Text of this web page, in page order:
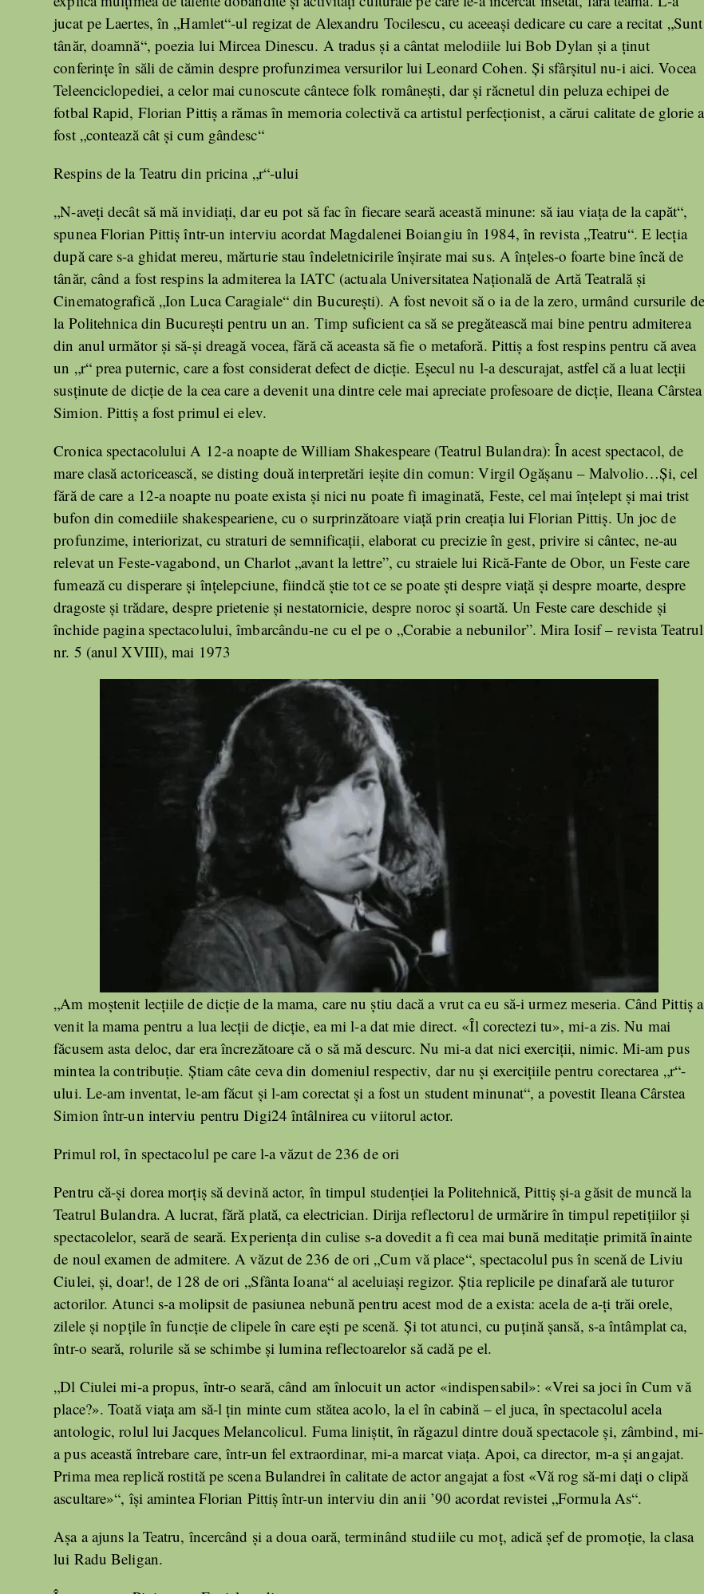
jucat pe Laertes, în „Hamlet“-ul regizat de Alexandru Tocilescu, cu aceeaşi dedicare cu care a recitat „Sunt
tânăr, doamnă“, poezia lui Mircea Dinescu. A tradus şi a cântat melodiile lui Bob Dylan şi a ţinut
conferinţe în săli de cămin despre profunzimea versurilor lui Leonard Cohen. Şi sfârşitul nu-i aici. Vocea
Teleenciclopediei, a celor mai cunoscute cântece folk româneşti, dar şi răcnetul din peluza echipei de
fotbal Rapid, Florian Pittiş a rămas în memoria colectivă ca artistul perfecţionist, a cărui calitate de glorie a
fost „contează cât şi cum gândesc“
Respins de la Teatru din pricina „r“-ului
„N-aveţi decât să mă invidiaţi, dar eu pot să fac în fiecare seară această minune: să iau viaţa de la capăt“,
spunea Florian Pittiş într-un interviu acordat Magdalenei Boiangiu în 1984, în revista „Teatru“. E lecţia
după care s-a ghidat mereu, mărturie stau îndeletnicirile înşirate mai sus. A înţeles-o foarte bine încă de
tânăr, când a fost respins la admiterea la IATC (actuala Universitatea Naţională de Artă Teatrală şi
Cinematografică „Ion Luca Caragiale“ din Bucureşti). A fost nevoit să o ia de la zero, urmând cursurile de
la Politehnica din Bucureşti pentru un an. Timp suficient ca să se pregătească mai bine pentru admiterea
din anul următor şi să-şi dreagă vocea, fără că aceasta să fie o metaforă. Pittiş a fost respins pentru că avea
un „r“ prea puternic, care a fost considerat defect de dicţie. Eşecul nu l-a descurajat, astfel că a luat lecţii
susţinute de dicţie de la cea care a devenit una dintre cele mai apreciate profesoare de dicţie, Ileana Cârstea
Simion. Pittiş a fost primul ei elev.
Cronica spectacolului A 12-a noapte de William Shakespeare (Teatrul Bulandra): În acest spectacol, de
mare clasă actoricească, se disting două interpretări ieșite din comun: Virgil Ogășanu – Malvolio…Și, cel
fără de care a 12-a noapte nu poate exista și nici nu poate fi imaginată, Feste, cel mai înțelept și mai trist
bufon din comediile shakespeariene, cu o surprinzătoare viață prin creația lui Florian Pittiș. Un joc de
profunzime, interiorizat, cu straturi de semnificații, elaborat cu precizie în gest, privire si cântec, ne-au
relevat un Feste-vagabond, un Charlot „avant la lettre”, cu straiele lui Rică-Fante de Obor, un Feste care
fumează cu disperare și înțelepciune, fiindcă știe tot ce se poate ști despre viață și despre moarte, despre
dragoste și trădare, despre prietenie și nestatornicie, despre noroc și soartă. Un Feste care deschide și
închide pagina spectacolului, îmbarcându-ne cu el pe o „Corabie a nebunilor”. Mira Iosif – revista Teatrul
nr. 5 (anul XVIII), mai 1973
„Am moştenit lecţiile de dicţie de la mama, care nu ştiu dacă a vrut ca eu să-i urmez meseria. Când Pittiş a
venit la mama pentru a lua lecţii de dicţie, ea mi l-a dat mie direct. «Îl corectezi tu», mi-a zis. Nu mai
făcusem asta deloc, dar era încrezătoare că o să mă descurc. Nu mi-a dat nici exerciţii, nimic. Mi-am pus
mintea la contribuţie. Ştiam câte ceva din domeniul respectiv, dar nu şi exerciţiile pentru corectarea „r“-
ului. Le-am inventat, le-am făcut şi l-am corectat şi a fost un student minunat“, a povestit Ileana Cârstea
Simion într-un interviu pentru Digi24 întâlnirea cu viitorul actor.
Primul rol, în spectacolul pe care l-a văzut de 236 de ori
Pentru că-şi dorea morţiş să devină actor, în timpul studenţiei la Politehnică, Pittiş şi-a găsit de muncă la
Teatrul Bulandra. A lucrat, fără plată, ca electrician. Dirija reflectorul de urmărire în timpul repetiţiilor şi
spectacolelor, seară de seară. Experienţa din culise s-a dovedit a fi cea mai bună meditaţie primită înainte
de noul examen de admitere. A văzut de 236 de ori „Cum vă place“, spectacolul pus în scenă de Liviu
Ciulei, şi, doar!, de 128 de ori „Sfânta Ioana“ al aceluiaşi regizor. Ştia replicile pe dinafară ale tuturor
actorilor. Atunci s-a molipsit de pasiunea nebună pentru acest mod de a exista: acela de a-ţi trăi orele,
zilele şi nopţile în funcţie de clipele în care eşti pe scenă. Şi tot atunci, cu puţină şansă, s-a întâmplat ca,
într-o seară, rolurile să se schimbe şi lumina reflectoarelor să cadă pe el.
„Dl Ciulei mi-a propus, într-o seară, când am înlocuit un actor «indispensabil»: «Vrei sa joci în Cum vă
place?». Toată viaţa am să-l ţin minte cum stătea acolo, la el în cabină – el juca, în spectacolul acela
antologic, rolul lui Jacques Melancolicul. Fuma liniştit, în răgazul dintre două spectacole şi, zâmbind, mi-
a pus această întrebare care, într-un fel extraordinar, mi-a marcat viaţa. Apoi, ca director, m-a şi angajat.
Prima mea replică rostită pe scena Bulandrei în calitate de actor angajat a fost «Vă rog să-mi daţi o clipă
ascultare»“, îşi amintea Florian Pittiş într-un interviu din anii ’90 acordat revistei „Formula As“.
Aşa a ajuns la Teatru, încercând şi a doua oară, terminând studiile cu moţ, adică şef de promoţie, la clasa
lui Radu Beligan.